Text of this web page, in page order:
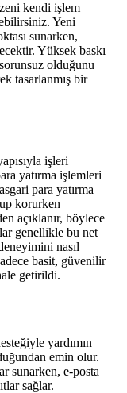
kendi işlem
Yeni
sunarken,
Yüksek baskı
sorunsuz olduğunu
tasarlanmış bir
işleri
yatırma işlemleri
para yatırma
korurken
açıklanır, böylece
genellikle bu net
nasıl
basit, güvenilir
getirildi.
yardımın
emin olur.
sunarken, e-posta
sağlar.